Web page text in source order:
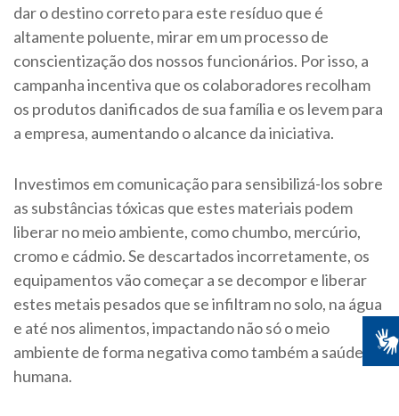
dar o destino correto para este resíduo que é
altamente poluente, mirar em um processo de
conscientização dos nossos funcionários. Por isso, a
campanha incentiva que os colaboradores recolham
os produtos danificados de sua família e os levem para
a empresa, aumentando o alcance da iniciativa.
Investimos em comunicação para sensibilizá-los sobre
as substâncias tóxicas que estes materiais podem
liberar no meio ambiente, como chumbo, mercúrio,
cromo e cádmio. Se descartados incorretamente, os
equipamentos vão começar a se decompor e liberar
estes metais pesados que se infiltram no solo, na água
e até nos alimentos, impactando não só o meio
ambiente de forma negativa como também a saúde
humana.